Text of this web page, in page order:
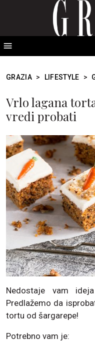
GRAZIA > LIFESTYLE >
Vrlo lagana
vredi probati
Nedostaje vam
Predlažemo da
tortu od šargarepe!
Potrebno vam je: